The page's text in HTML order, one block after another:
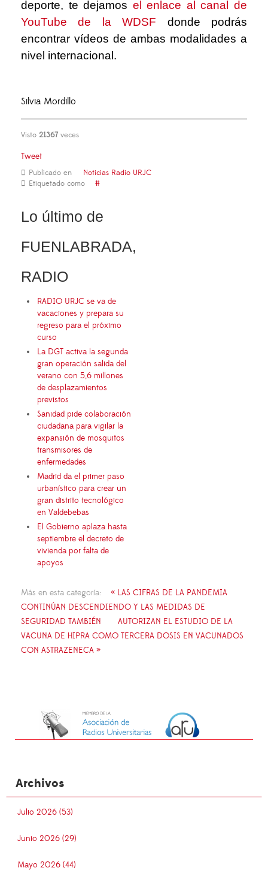
deporte, te dejamos el enlace al canal de
YouTube de la WDSF donde podrás
encontrar vídeos de ambas modalidades a
nivel internacional.
Silvia Mordillo
Visto 21367 veces
Tweet
Publicado en
Noticias Radio URJC
Etiquetado como
Lo último de
FUENLABRADA,
RADIO
RADIO URJC se va de
vacaciones y prepara su
regreso para el próximo
curso
La DGT activa la segunda
gran operación salida del
verano con 5,6 millones
de desplazamientos
previstos
Sanidad pide colaboración
ciudadana para vigilar la
expansión de mosquitos
transmisores de
enfermedades
Madrid da el primer paso
urbanístico para crear un
gran distrito tecnológico
en Valdebebas
El Gobierno aplaza hasta
septiembre el decreto de
vivienda por falta de
apoyos
Más en esta categoría:
« LAS CIFRAS DE LA PANDEMIA
CONTINÚAN DESCENDIENDO Y LAS MEDIDAS DE
SEGURIDAD TAMBIÉN
AUTORIZAN EL ESTUDIO DE LA
VACUNA DE HIPRA COMO TERCERA DOSIS EN VACUNADOS
CON ASTRAZENECA »
Archivos
Julio 2026 (53)
Junio 2026 (29)
Mayo 2026 (44)